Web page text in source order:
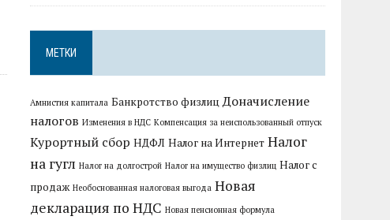
МЕТКИ
Амнистия капитала Банкротство физлиц Доначисление
налогов Изменения в НДС Компенсация за неиспользованный отпуск
Курортный сбор НДФЛ Налог на Интернет Налог
на гугл Налог на долгострой Налог на имущество физлиц Налог с
продаж Необоснованная налоговая выгода Новая
декларация по НДС Новая пенсионная формула